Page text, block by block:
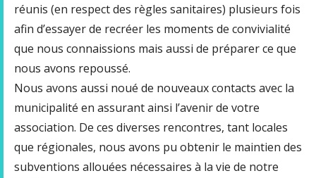
réunis (en respect des règles sanitaires) plusieurs fois
afin d’essayer de recréer les moments de convivialité
que nous connaissions mais aussi de préparer ce que
nous avons repoussé.
Nous avons aussi noué de nouveaux contacts avec la
municipalité en assurant ainsi l’avenir de votre
association. De ces diverses rencontres, tant locales
que régionales, nous avons pu obtenir le maintien des
subventions allouées nécessaires à la vie de notre